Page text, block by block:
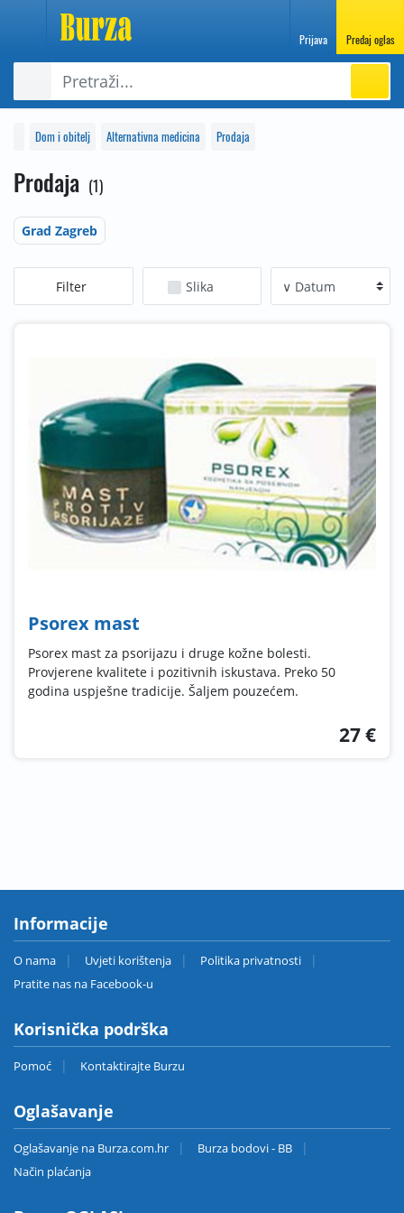
Prijava Predaj oglas
Dom i obitelj Alternativna medicina Prodaja
Prodaja 1
Grad Zagreb
Filter Slika
Psorex mast
Psorex mast za psorijazu i druge kožne bolesti.
Provjerene kvalitete i pozitivnih iskustava. Preko 50
godina uspješne tradicije. Šaljem pouzećem.
27 €
Informacije
O nama Uvjeti korištenja
Politika privatnosti
Pratite nas na Facebook-u
Korisnička podrška
Pomoć Kontaktirajte Burzu
Oglašavanje
Oglašavanje na Burza.com.hr
Burza bodovi - BB
Način plaćanja